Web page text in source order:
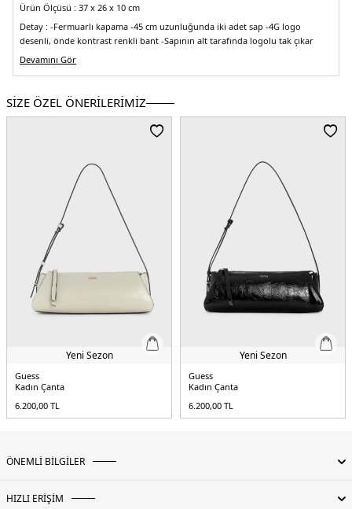
Ürün Ölçüsü : 37 x 26 x 10 cm
Detay : -Fermuarlı kapama -45 cm uzunluğunda iki adet sap -4G logo
desenli, önde kontrast renkli bant -Sapının alt tarafında logolu tak çıkar
charm
Üretim Yeri :Kamboçya
Devamını Gör
SİZE ÖZEL ÖNERİLERİMİZ
Yeni Sezon
Guess
Kadın Çanta
6.200,00 TL
Yeni Sezon
Guess
Kadın Çanta
6.200,00 TL
ÖNEMLİ BİLGİLER
HIZLI ERİŞİM